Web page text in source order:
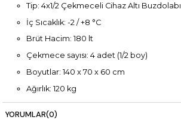
Tip: 4x1/2 Çekmeceli Cihaz Altı Buzdolabı
İç Sıcaklık: -2 / +8 °C
Brüt Hacim: 180 lt
Çekmece sayısı: 4 adet (1/2 boy)
Boyutlar: 140 x 70 x 60 cm
Ağırlık: 120 kg
Güç: 220 V
YORUMLAR(0)